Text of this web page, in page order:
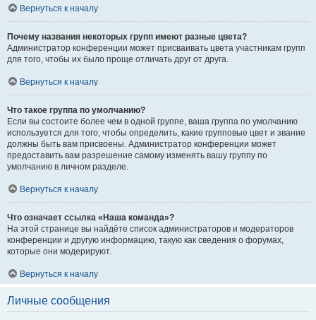
Вернуться к началу
Почему названия некоторых групп имеют разные цвета?
Администратор конференции может присваивать цвета участникам групп
для того, чтобы их было проще отличать друг от друга.
Вернуться к началу
Что такое группа по умолчанию?
Если вы состоите более чем в одной группе, ваша группа по умолчанию
используется для того, чтобы определить, какие групповые цвет и звание
должны быть вам присвоены. Администратор конференции может
предоставить вам разрешение самому изменять вашу группу по
умолчанию в личном разделе.
Вернуться к началу
Что означает ссылка «Наша команда»?
На этой странице вы найдёте список администраторов и модераторов
конференции и другую информацию, такую как сведения о форумах,
которые они модерируют.
Вернуться к началу
Личные сообщения